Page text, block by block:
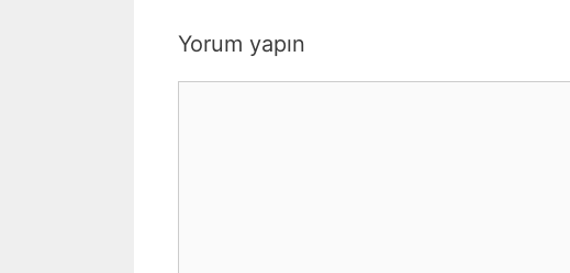
Yorum yapın